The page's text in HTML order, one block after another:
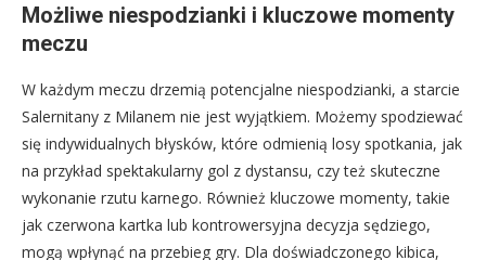
Możliwe niespodzianki i kluczowe momenty
meczu
W każdym meczu drzemią potencjalne niespodzianki, a starcie
Salernitany z Milanem nie jest wyjątkiem. Możemy spodziewać
się indywidualnych błysków, które odmienią losy spotkania, jak
na przykład spektakularny gol z dystansu, czy też skuteczne
wykonanie rzutu karnego. Również kluczowe momenty, takie
jak czerwona kartka lub kontrowersyjna decyzja sędziego,
mogą wpłynąć na przebieg gry. Dla doświadczonego kibica,